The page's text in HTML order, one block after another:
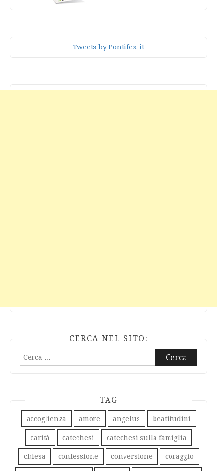
Tweets by Pontifex_it
CERCA NEL SITO:
Ricerca
per:
TAG
accoglienza amore angelus beatitudini
carità catechesi catechesi sulla famiglia
chiesa confessione conversione coraggio